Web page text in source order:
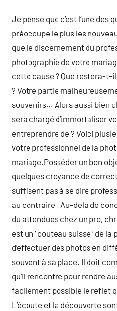
Je pense que c’est l’une des
préoccupe le plus les
que le discernement du
photographie de votre
cette cause ? Que restera-t-
? Votre partie
souvenirs… Alors aussi bien
sera chargé d’immortaliser
entreprendre de ? Voici
votre professionnel de la
mariage.Posséder un bon
quelques croyance de
suffisent pas à se dire
au contraire ! Au-delà de
du attendues chez un pro,
est un ‘ couteau suisse ‘ de
d’effectuer des photos en
souvent à sa place. Il doit
qu’il rencontre pour rendre
facilement possible le reflet
L’écoute et la découverte